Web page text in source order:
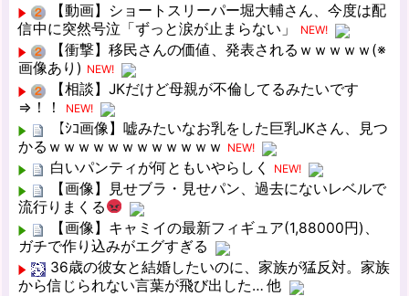
【動画】ショートスリーパー堀大輔さん、今度は配
信中に突然号泣「ずっと涙が止まらない」
NEW!
【衝撃】移民さんの価値、発表されるｗｗｗｗｗ(※
画像あり) NEW!
【相談】JKだけど母親が不倫してるみたいです
⇒！！
NEW!
【ｼｺ画像】嘘みたいなお乳をした巨乳JKさん、見つ
かるｗｗｗｗｗｗｗｗｗｗｗｗ NEW!
白いパンティが何ともいやらしく NEW!
【画像】見せブラ・見せパン、過去にないレベルで
流行りまくる
【画像】キャミイの最新フィギュア(1,88000円)、
ガチで作り込みがエグすぎる
36歳の彼女と結婚したいのに、家族が猛反対。家族
から信じられない言葉が飛び出した… 他